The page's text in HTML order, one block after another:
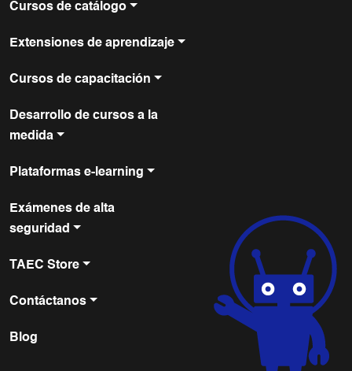
Cursos de catálogo
Extensiones de aprendizaje
Cursos de capacitación
Desarrollo de cursos a la
medida
Plataformas e-learning
Exámenes de alta
seguridad
TAEC Store
Contáctanos
Blog